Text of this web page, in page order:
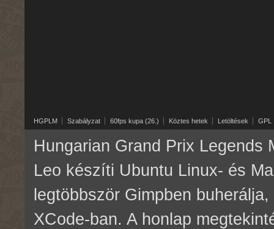
HGPLM Szabályzat 60fps kupa (26.) Köztes hetek Letöltések GPL
Hungarian Grand Prix Legends
Leo készíti Ubuntu Linux- és
legtöbbször Gimpben
XCode-ban. A honlap